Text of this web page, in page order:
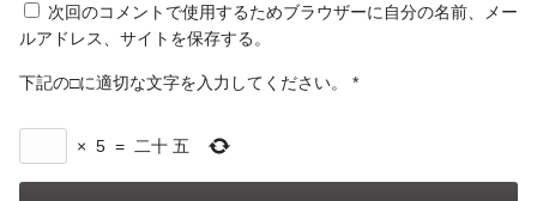
次回のコメントで使用するためブラウザーに自分の名前、メー
ルアドレス、サイトを保存する。
下記の□に適切な文字を入力してください。 *
× 5 = 二十 五